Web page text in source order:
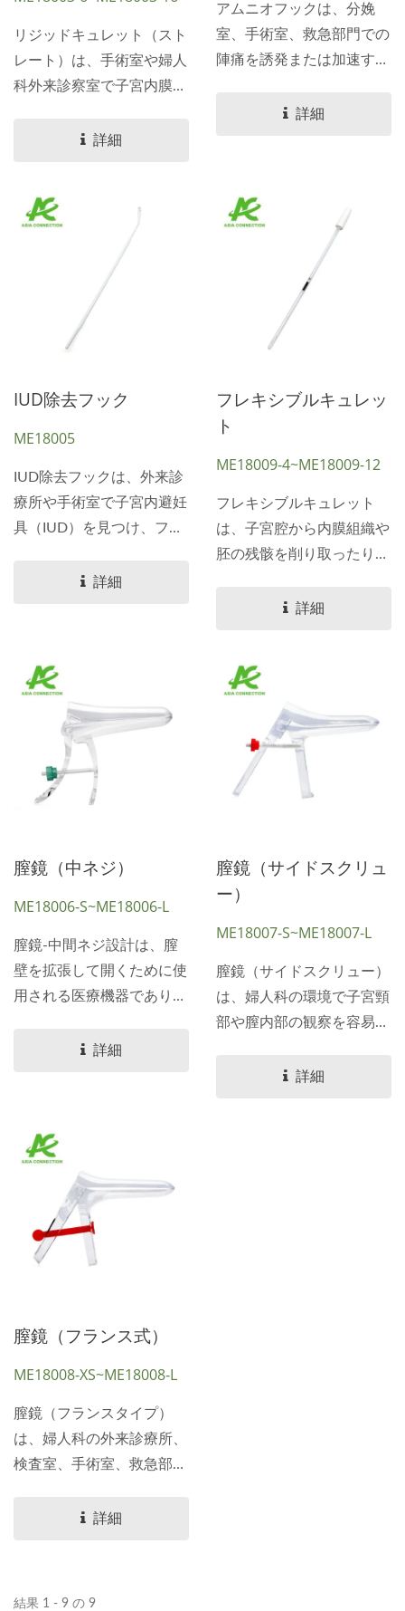
リジッドキュレット（スト
レート）は、手術室や婦人
科外来診察室で子宮内膜組
リングしたり、除去したり
器です。...
詳細
アムニオフックは、分娩
室、手術室、救急部門での
陣痛を誘発または加速する
に使用されるクラスIの使
詳細
IUD除去フック
ME18005
IUD除去フックは、外来診
療所や手術室で子宮内避妊
具（IUD）を見つけ、フッ
ために使用される専門的な
詳細
フレキシブルキュレッ
ト
ME18009-4~ME18009-12
フレキシブルキュレット
は、子宮腔から内膜組織や
胚の残骸を削り取ったり、
したりするために使用され
詳細
膣鏡（中ネジ）
ME18006-S~ME18006-L
膣鏡-中間ネジ設計は、膣
壁を拡張して開くために使
用される医療機器であり、
や内部膣領域の観察を容易
詳細
膣鏡（サイドスクリュ
ー）
ME18007-S~ME18007-L
膣鏡（サイドスクリュー）
は、婦人科の環境で子宮頸
部や膣内部の観察を容易に
くために使用されるクラス
詳細
膣鏡（フランス式）
ME18008-XS~ME18008-L
膣鏡（フランスタイプ）
は、婦人科の外来診療所、
検査室、手術室、救急部門
を拡張し開くために使用さ
詳細
結果 1 - 9 の 9